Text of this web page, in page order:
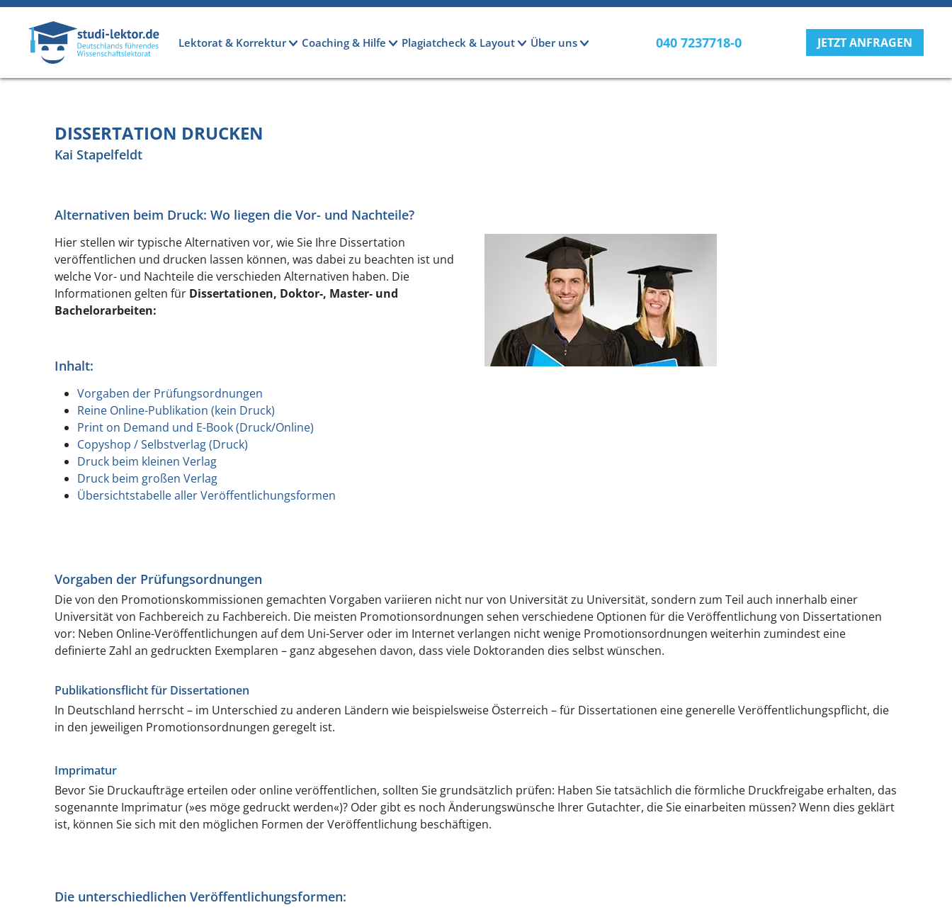
Direkt zum Inhalt
Lektorat & Korrektur Coaching & Hilfe Plagiatcheck & Layout Über uns 040 7237718-0 JETZT ANFRAGEN
DISSERTATION DRUCKEN
Kai Stapelfeldt
Alternativen beim Druck: Wo liegen die Vor- und Nachteile?
Hier stellen wir typische Alternativen vor, wie Sie Ihre Dissertation
veröffentlichen und drucken lassen können, was dabei zu beachten ist und
welche Vor- und Nachteile die verschieden Alternativen haben. Die
Informationen gelten für Dissertationen, Doktor-, Master- und
Bachelorarbeiten:
Inhalt:
Vorgaben der Prüfungsordnungen
Reine Online-Publikation (kein Druck)
Print on Demand und E-Book (Druck/Online)
Copyshop / Selbstverlag (Druck)
Druck beim kleinen Verlag
Druck beim großen Verlag
Übersichtstabelle aller Veröffentlichungsformen
Vorgaben der Prüfungsordnungen
Die von den Promotionskommissionen gemachten Vorgaben variieren nicht nur von Universität zu Universität, sondern zum Teil auch innerhalb einer
Universität von Fachbereich zu Fachbereich. Die meisten Promotionsordnungen sehen verschiedene Optionen für die Veröffentlichung von Dissertationen
vor: Neben Online-Veröffentlichungen auf dem Uni-Server oder im Internet verlangen nicht wenige Promotionsordnungen weiterhin zumindest eine
definierte Zahl an gedruckten Exemplaren – ganz abgesehen davon, dass viele Doktoranden dies selbst wünschen.
Publikationsflicht für Dissertationen
In Deutschland herrscht – im Unterschied zu anderen Ländern wie beispielsweise Österreich – für Dissertationen eine generelle Veröffentlichungspflicht, die
in den jeweiligen Promotionsordnungen geregelt ist.
Imprimatur
Bevor Sie Druckaufträge erteilen oder online veröffentlichen, sollten Sie grundsätzlich prüfen: Haben Sie tatsächlich die förmliche Druckfreigabe erhalten, das
sogenannte Imprimatur (»es möge gedruckt werden«)? Oder gibt es noch Änderungswünsche Ihrer Gutachter, die Sie einarbeiten müssen? Wenn dies geklärt
ist, können Sie sich mit den möglichen Formen der Veröffentlichung beschäftigen.
Die unterschiedlichen Veröffentlichungsformen: